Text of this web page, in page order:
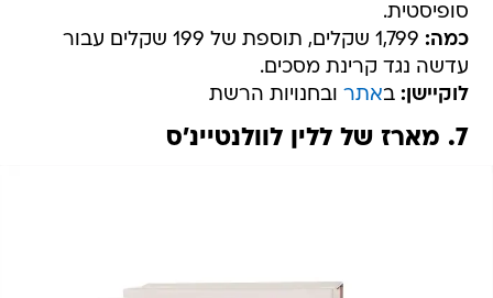
סופיסטית.
כמה:
1,799 שקלים, תוספת של 199 שקלים עבור
עדשה נגד קרינת מסכים.
לוקיישן: באתר ובחנויות הרשת
7. מארז של ללין לוולנטיינ'ס